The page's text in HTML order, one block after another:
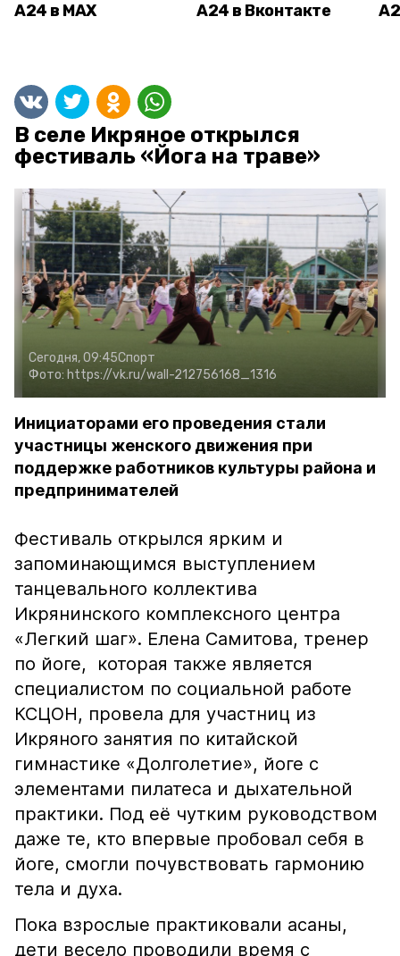
А24 в MAX А24 в Вконтакте
В селе Икряное открылся
фестиваль «Йога на траве»
Сегодня, 09:45Спорт
Фото: https://vk.ru/wall-212756168_1316
Инициаторами его проведения стали
участницы женского движения при
поддержке работников культуры района и
предпринимателей
Фестиваль открылся ярким и
запоминающимся выступлением
танцевального коллектива
Икрянинского комплексного центра
«Легкий шаг». Елена Самитова, тренер
по йоге, которая также является
специалистом по социальной работе
КСЦОН, провела для участниц из
Икряного занятия по китайской
гимнастике «Долголетие», йоге с
элементами пилатеса и дыхательной
практики. Под её чутким руководством
даже те, кто впервые пробовал себя в
йоге, смогли почувствовать гармонию
тела и духа.
Пока взрослые практиковали асаны,
дети весело проводили время с